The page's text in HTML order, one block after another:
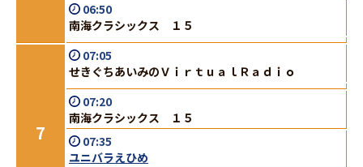
06:50
南海クラシックス １５
7
07:05
せきぐちあいみのＶｉｒｔｕａｌＲａｄｉｏ
07:20
南海クラシックス １５
07:35
ユニバラえひめ